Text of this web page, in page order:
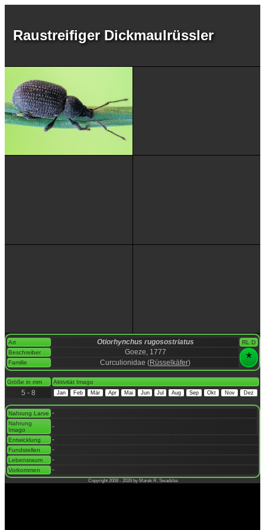
Raustreifiger Dickmaulrüssler
Art Otiorhynchus rugosostriatus
RL D
Beschreiber
Goeze, 1777 *
Familie Curculionidae (Rüsselkäfer)
Größe in mm Aktivität Imago
5 - 8 Jan Feb Mär Apr Mai Jun Jul Aug Sep Okt Nov Dez
Nahrung Larve -
Nahrung
Imago
-
Entwicklung -
Fundstellen -
Lebensraum -
Vorkommen -
Copyright 2008 - 2026 by Marek R. Swadzba